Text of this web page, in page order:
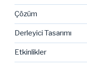
Çözüm
Derleyici Tasarımı
Etkinlikler